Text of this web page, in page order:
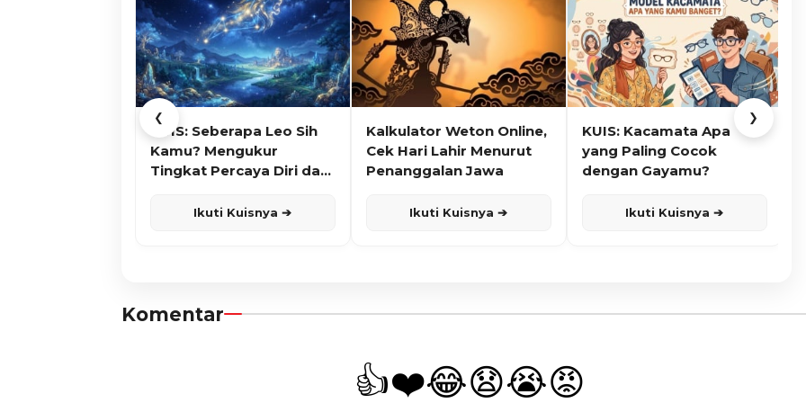
❮
KUIS: Seberapa Leo Sih
Kamu? Mengukur
Tingkat Percaya Diri dan
Ikuti Kuisnya ➔
Kalkulator Weton Online,
Cek Hari Lahir Menurut
Penanggalan Jawa
Ikuti Kuisnya ➔
KUIS: Kacamata Apa
yang Paling Cocok
dengan Gayamu?
Ikuti Kuisnya ➔
❯
Komentar
👍❤️😂😧😭😡